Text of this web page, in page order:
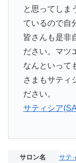
と思ってしま
ているので自
皆さんも是非
ださい。マツ
なんといって
さまもサティ
ださい。
サティシア
サロン名
サテ